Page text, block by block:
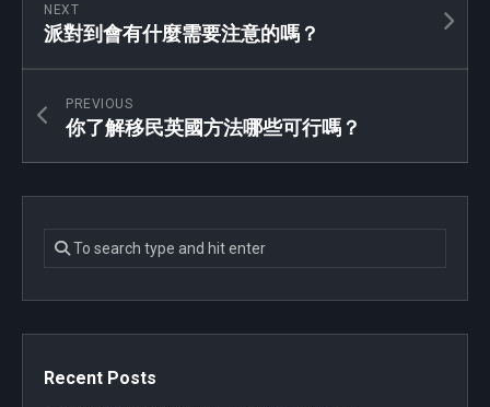
NEXT
派對到會有什麼需要注意的嗎？
PREVIOUS
你了解移民英國方法哪些可行嗎？
Recent Posts